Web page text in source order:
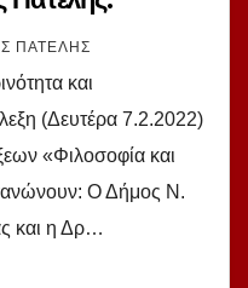
ΠΑΤΈΛΗΣ
και
(Δευτέρα 7.2.2022)
«Φιλοσοφία και
Ο Δήμος Ν.
και η Δρ…